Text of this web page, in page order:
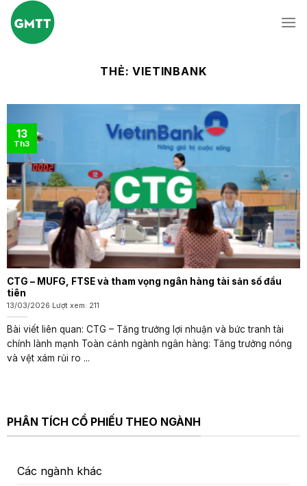
Skip
content
THẺ:VIETINBANK
CTG – MUFG, FTSE và tham vọng ngân hàng tài sản số đầu
tiên
13/03/2026 Lượt xem: 211
Bài viết liên quan: CTG – Tăng trưởng lợi nhuận và bức tranh tài
chính lành mạnh Toàn cảnh ngành ngân hàng: Tăng trưởng nóng
và vệt xám rủi ro ...
13
Th3
PHÂN TÍCH CỔ PHIẾU THEO NGÀNH
Các ngành khác